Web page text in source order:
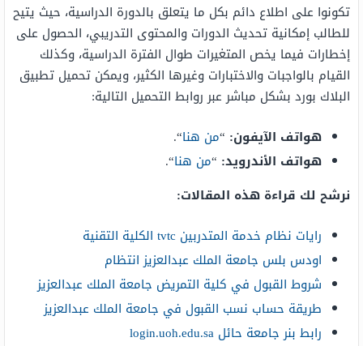
تكونوا على اطلاع دائم بكل ما يتعلق بالدورة الدراسية، حيث يتيح
للطالب إمكانية تحديث الدورات والمحتوى التدريبي، الحصول على
إخطارات فيما يخص المتغيرات طوال الفترة الدراسية، وكذلك
القيام بالواجبات والاختبارات وغيرها الكثير، ويمكن تحميل تطبيق
البلاك بورد بشكل مباشر عبر روابط التحميل التالية:
هواتف الآيفون: “من هنا“.
هواتف الأندرويد: “من هنا“.
نرشح لك قراءة هذه المقالات:
رايات نظام خدمة المتدربين tvtc الكلية التقنية
اودس بلس جامعة الملك عبدالعزيز انتظام
شروط القبول في كلية التمريض جامعة الملك عبدالعزيز
طريقة حساب نسب القبول في جامعة الملك عبدالعزيز
رابط بنر جامعة حائل login.uoh.edu.sa